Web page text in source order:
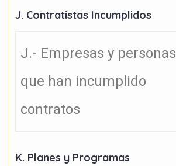
J. Contratistas Incumplidos
J.- Empresas y personas
que han incumplido
contratos
K. Planes y Programas